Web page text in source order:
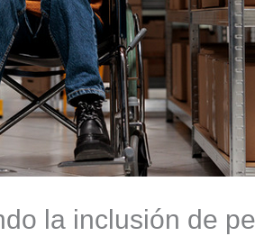
la inclusión de